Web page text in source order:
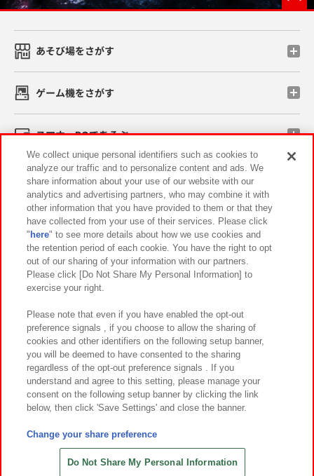
あそび場をさがす
ゲーム機をさがす
スマホ・PCであそぶ
イベント・キャンペーン
関連会社 サステナビリティ サイトポリシー
プライバシーポリシー ウェブアクセシビリティ方針と検証結果
お取引先さまとともに
カスタマーハラスメント対応方針 よくあるご質問・お問い合わせ
©Bandai Namco Amusement Inc.
©Bandai Namco Amusement Lab Inc.
©HANAYASHIKI Co., Ltd. All Rights Reserved.
We collect unique personal identifiers such as cookies to
analyze our traffic and to personalize content and ads. We
share information about your use of our website with our
analytics and advertising partners, who may combine it with
other information that you have provided to them or that they
have collected from your use of their services. Please click
" here" to see more details about how we use cookies and
the retention period of each cookie. You have the right to opt
out of our sharing of your information with our partners.
Please click [Do Not Share My Personal Information] to
exercise your right.
Please note that even if you have enabled the opt-out
preference signals , if you choose to allow the sharing of
cookies and other identifiers on the following setup banner,
you will be deemed to have consented to the sharing
regardless of the opt-out preference signals . If you
understand and agree to this setting, please manage your
consent on the following setup banner by clicking the link
below, then click 'Save Settings' and close the banner.
Change your share preference
Do Not Share My Personal Information